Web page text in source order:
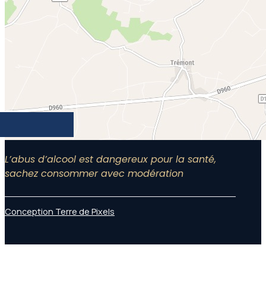
L’abus d’alcool est dangereux pour la santé,
sachez consommer avec modération
Conception Terre de Pixels